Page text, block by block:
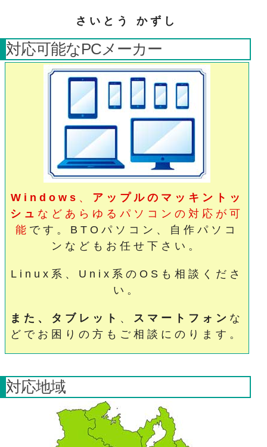
さいとう かずし
対応可能なPCメーカー
Windows 、 アップルのマッキントッ
シュ などあらゆるパソコンの対応が可
能 です。BTOパソコン、自作パソコ
ンなどもお任せ下さい。
Linux系、Unix系のOSも相談くださ
い。
また、タブレット 、 スマートフォン な
どでお困りの方もご相談にのります。
対応地域